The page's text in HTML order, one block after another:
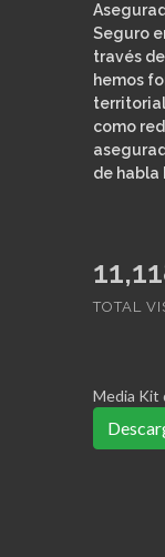
Seguro
través
hemos
como
de habla
TOTAL
Media Kit